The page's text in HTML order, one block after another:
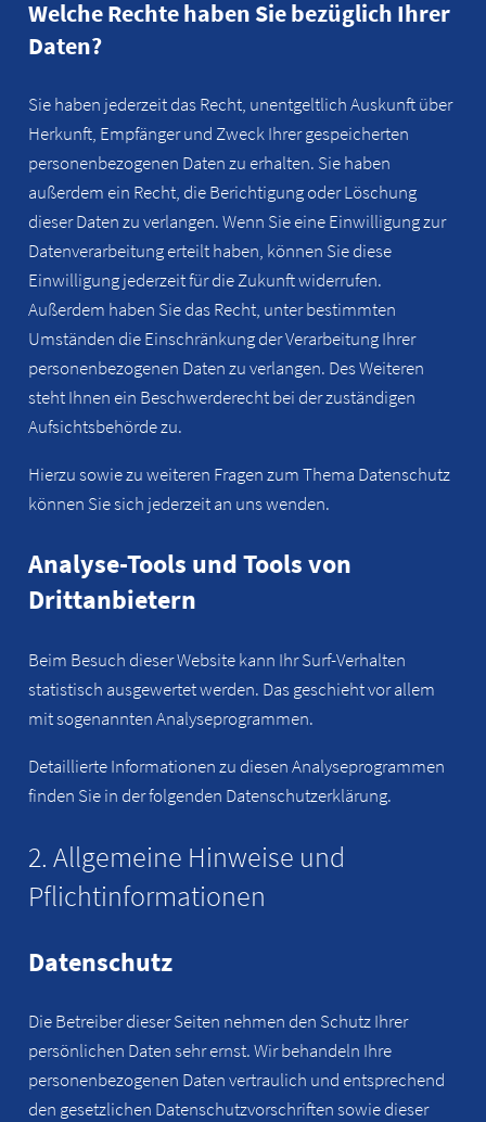
Welche Rechte haben Sie bezüglich Ihrer
Daten?
Sie haben jederzeit das Recht, unentgeltlich Auskunft über
Herkunft, Empfänger und Zweck Ihrer gespeicherten
personenbezogenen Daten zu erhalten. Sie haben
außerdem ein Recht, die Berichtigung oder Löschung
dieser Daten zu verlangen. Wenn Sie eine Einwilligung zur
Datenverarbeitung erteilt haben, können Sie diese
Einwilligung jederzeit für die Zukunft widerrufen.
Außerdem haben Sie das Recht, unter bestimmten
Umständen die Einschränkung der Verarbeitung Ihrer
personenbezogenen Daten zu verlangen. Des Weiteren
steht Ihnen ein Beschwerderecht bei der zuständigen
Aufsichtsbehörde zu.
Hierzu sowie zu weiteren Fragen zum Thema Datenschutz
können Sie sich jederzeit an uns wenden.
Analyse-Tools und Tools von
Drittanbietern
Beim Besuch dieser Website kann Ihr Surf-Verhalten
statistisch ausgewertet werden. Das geschieht vor allem
mit sogenannten Analyseprogrammen.
Detaillierte Informationen zu diesen Analyseprogrammen
finden Sie in der folgenden Datenschutzerklärung.
2. Allgemeine Hinweise und
Pflichtinformationen
Datenschutz
Die Betreiber dieser Seiten nehmen den Schutz Ihrer
persönlichen Daten sehr ernst. Wir behandeln Ihre
personenbezogenen Daten vertraulich und entsprechend
den gesetzlichen Datenschutzvorschriften sowie dieser